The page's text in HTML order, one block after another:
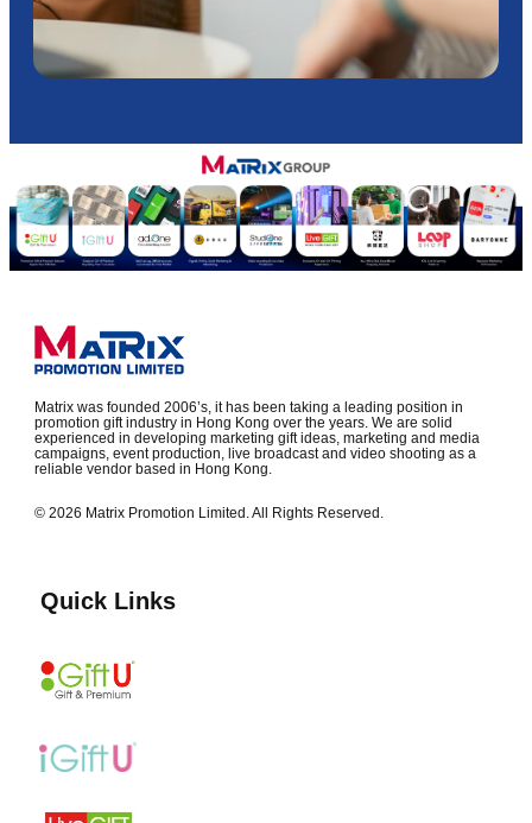
Matrix was founded 2006’s, it has been taking a leading position in
promotion gift industry in Hong Kong over the years. We are solid
experienced in developing marketing gift ideas, marketing and media
campaigns, event production, live broadcast and video shooting as a
reliable vendor based in Hong Kong.
© 2026 Matrix Promotion Limited. All Rights Reserved.
Quick Links